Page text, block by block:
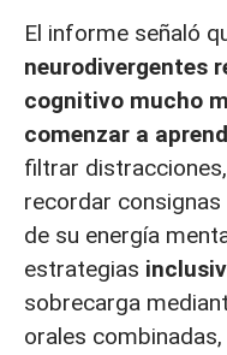
El informe señaló
neurodivergentes
cognitivo mucho
comenzar a
filtrar
recordar
de su energía
estrategias
sobrecarga
orales